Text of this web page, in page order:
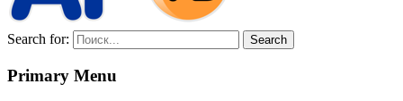
Search for:
Primary Menu